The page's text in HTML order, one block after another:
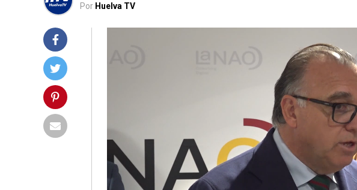
Por Huelva TV